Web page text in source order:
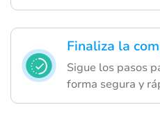
Finaliza la
Sigue los pasos
forma segura y